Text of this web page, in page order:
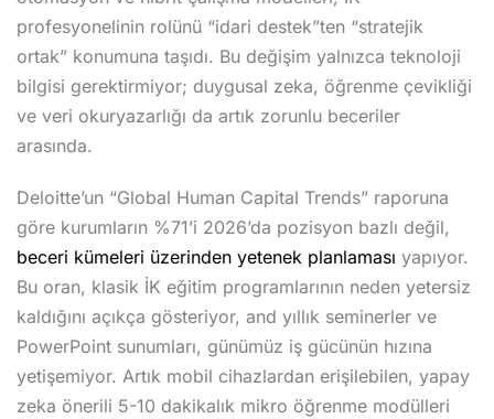
Eğitimler
(Zihin 2.0)
Programlama)
Bir Dünyada
profesyonelinin rolünü “idari destek”ten “stratejik
ortak” konumuna taşıdı. Bu değişim yalnızca teknoloji
bilgisi gerektirmiyor; duygusal zeka, öğrenme çevikliği
ve veri okuryazarlığı da artık zorunlu beceriler
arasında.
Deloitte’un “Global Human Capital Trends” raporuna
göre kurumların %71’i 2026’da pozisyon bazlı değil,
beceri kümeleri üzerinden yetenek planlaması yapıyor.
Bu oran, klasik İK eğitim programlarının neden yetersiz
kaldığını açıkça gösteriyor, and yıllık seminerler ve
PowerPoint sunumları, günümüz iş gücünün hızına
yetişemiyor. Artık mobil cihazlardan erişilebilen, yapay
zeka önerili 5-10 dakikalık mikro öğrenme modülleri